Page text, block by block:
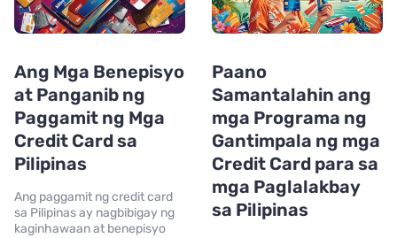
Ang Mga Benepisyo
at Panganib ng
Paggamit ng Mga
Credit Card sa
Pilipinas
Ang paggamit ng credit card
sa Pilipinas ay nagbibigay ng
kaginhawaan at benepisyo
Paano
Samantalahin ang
mga Programa ng
Gantimpala ng mga
Credit Card para sa
mga Paglalakbay
sa Pilipinas